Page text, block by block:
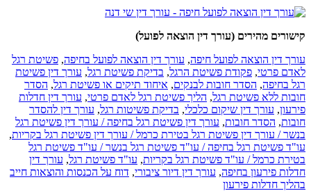
קישורים מהירים (עורך דין הוצאה לפועל)
עורך דין הוצאה לפועל חיפה, עורך דין הוצאה לפועל בחיפה, פשיטת רגל
לאדם פרטי, פקודת פשיטת הרגל, בדיקת פשיטת רגל, עורך דין פשיטת
רגל בחיפה, הסדר חובות לבנקים, איחוד תיקים או פשיטת רגל, הסדר
חובות ללא פשיטת רגל, הליך פשיטת רגל לאדם פרטי, עורך דין חדלות
פירעון, עורך דין שיקום כלכלי, בדיקת פשיטות רגל, עורך דין להסדר
חובות, הסדר חובות, עורך דין פשיטת רגל בחיפה / עורך דין פשיטת רגל
בנשר / עורך דין פשיטת רגל בטירת כרמל / עורך דין פשיטת רגל בקריות,
עו"ד פשיטת רגל בחיפה / עו"ד פשיטת רגל בנשר / עו"ד פשיטת רגל
בטירת כרמל / עו"ד פשיטת רגל בקריות, עו"ד פשיטת רגל, עורך דין
חדלות פירעון בחיפה, עורך דין דיור ציבורי, דוח על הכנסות והוצאות חייב
בהליך חדלות פירעון